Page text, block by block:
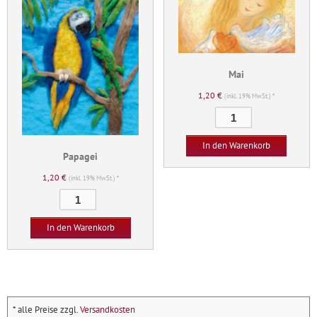
Papagei
1,20 € (inkl. 19% MwSt.) *
Menge
In den Warenkorb
Mai
1,20€ (inkl. 19% MwSt.) *
Menge
In den Warenkorb
* alle Preise zzgl.Versandkosten